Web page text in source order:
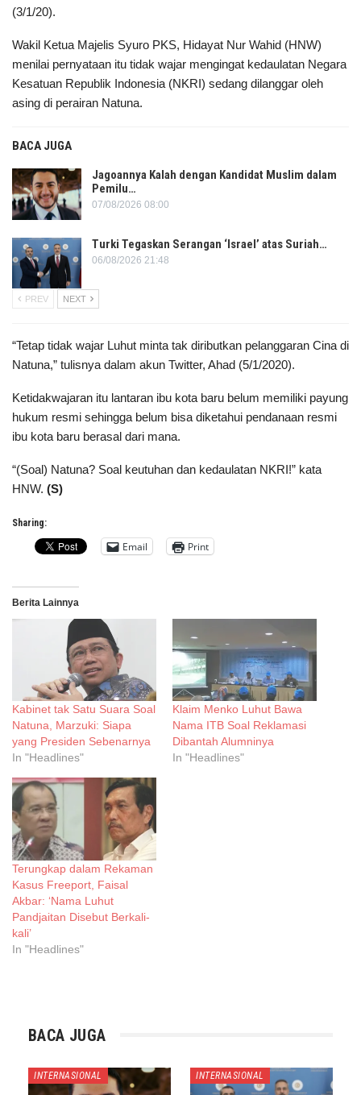
(3/1/20).
Wakil Ketua Majelis Syuro PKS, Hidayat Nur Wahid (HNW)
menilai pernyataan itu tidak wajar mengingat kedaulatan Negara
Kesatuan Republik Indonesia (NKRI) sedang dilanggar oleh
asing di perairan Natuna.
BACA JUGA
Jagoannya Kalah dengan Kandidat Muslim dalam
Pemilu…
07/08/2026 08:00
Turki Tegaskan Serangan ‘Israel’ atas Suriah…
06/08/2026 21:48
PREV NEXT
“Tetap tidak wajar Luhut minta tak diributkan pelanggaran Cina di
Natuna,” tulisnya dalam akun Twitter, Ahad (5/1/2020).
Ketidakwajaran itu lantaran ibu kota baru belum memiliki payung
hukum resmi sehingga belum bisa diketahui pendanaan resmi
ibu kota baru berasal dari mana.
“(Soal) Natuna? Soal keutuhan dan kedaulatan NKRI!” kata
HNW. (S)
Sharing:
Email Print
Berita Lainnya
Kabinet tak Satu Suara Soal
Natuna, Marzuki: Siapa
yang Presiden Sebenarnya
In "Headlines"
Klaim Menko Luhut Bawa
Nama ITB Soal Reklamasi
Dibantah Alumninya
In "Headlines"
Terungkap dalam Rekaman
Kasus Freeport, Faisal
Akbar: ‘Nama Luhut
Pandjaitan Disebut Berkali-
kali’
In "Headlines"
BACA JUGA
INTERNASIONAL INTERNASIONAL